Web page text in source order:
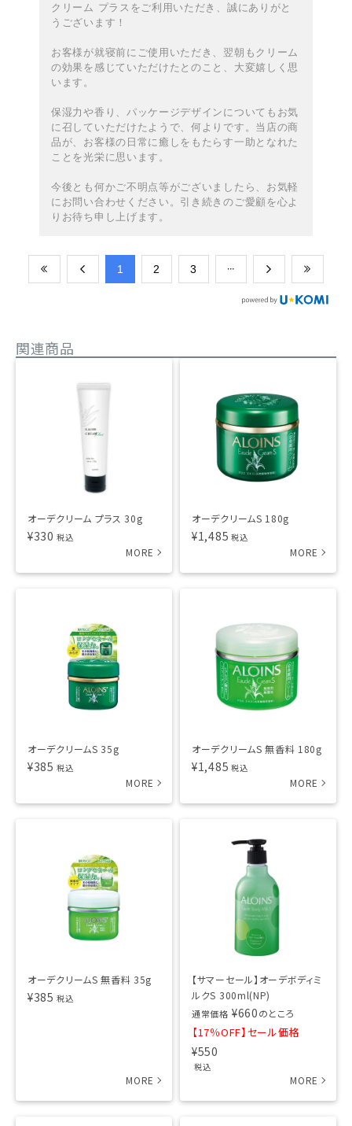
クリーム プラスをご利用いただき、誠にありがと
うございます！
お客様が就寝前にご使用いただき、翌朝もクリーム
の効果を感じていただけたとのこと、大変嬉しく思
います。
保湿力や香り、パッケージデザインについてもお気
に召していただけたようで、何よりです。当店の商
品が、お客様の日常に癒しをもたらす一助となれた
ことを光栄に思います。
今後とも何かご不明点等がございましたら、お気軽
にお問い合わせください。引き続きのご愛顧を心よ
りお待ち申し上げます。
​1 ​2 ​3
関連商品
オーデクリーム プラス 30g
¥330 税込
オーデクリームS 180g
¥1,485 税込
オーデクリームS 35g
¥385 税込
オーデクリームS 無香料 180g
¥1,485 税込
オーデクリームS 無香料 35g
¥385 税込
【サマーセール】オーデボディミ
ルクS 300ml(NP)
通常価格 ¥660のところ
【17％OFF】セール価格
¥550
税込